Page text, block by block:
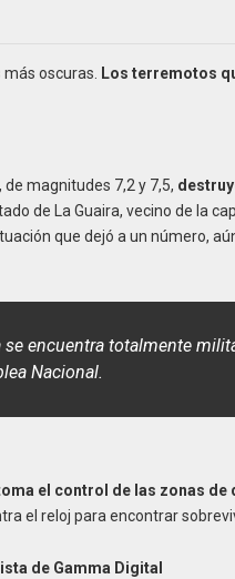
más oscuras. Los terremotos
magnitudes 7,2 y 7,5,
de La Guaira, vecino de la
que dejó a un número,
se encuentra totalmente
Nacional.
el control de las zonas de
el reloj para encontrar
de Gamma Digital